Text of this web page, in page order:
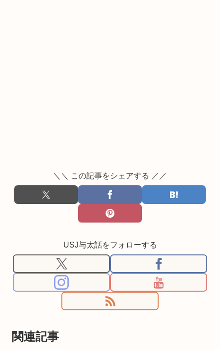
＼＼ この記事をシェアする ／／
USJ与太話をフォローする
関連記事